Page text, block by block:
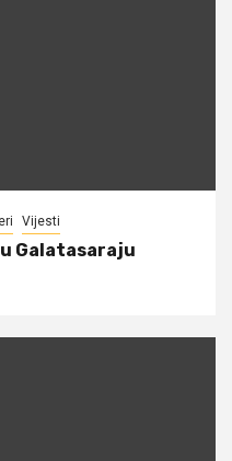
Vijesti
Galatasaraju